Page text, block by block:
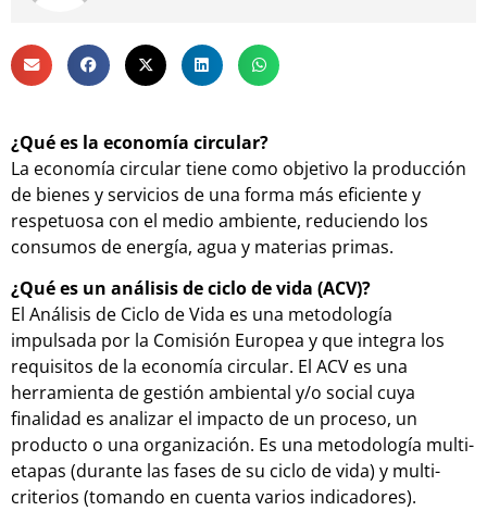
¿Qué es la economía circular?
La economía circular tiene como objetivo la producción
de bienes y servicios de una forma más eficiente y
respetuosa con el medio ambiente, reduciendo los
consumos de energía, agua y materias primas.
¿Qué es un análisis de ciclo de vida (ACV)?
El Análisis de Ciclo de Vida es una metodología
impulsada por la Comisión Europea y que integra los
requisitos de la economía circular. El ACV es una
herramienta de gestión ambiental y/o social cuya
finalidad es analizar el impacto de un proceso, un
producto o una organización. Es una metodología multi-
etapas (durante las fases de su ciclo de vida) y multi-
criterios (tomando en cuenta varios indicadores).